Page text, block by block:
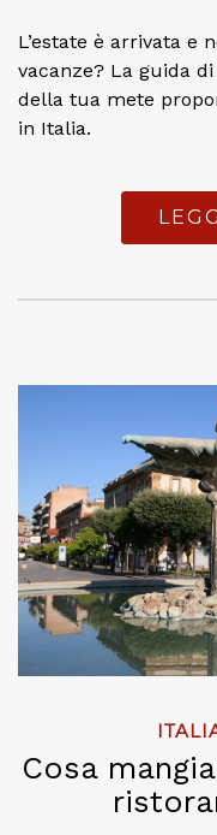
L’estate è arrivata e
vacanze? La guida
della tua mete
in Italia.
Cosa